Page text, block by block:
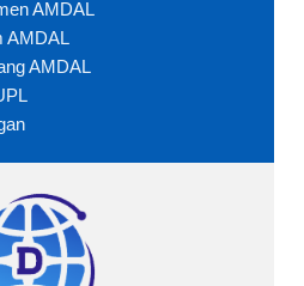
AMDAL
AMDAL
AMDAL